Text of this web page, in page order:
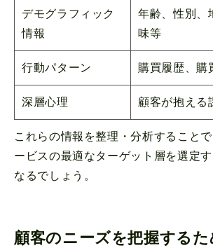
デモグラフィック
情報
年齢、性別、
味等
行動パターン 購買履歴、購
深層心理 顧客が抱える
これらの情報を整理・分析すること
ービスの最適なターゲット層を選定
なるでしょう。
顧客のニーズを把握する